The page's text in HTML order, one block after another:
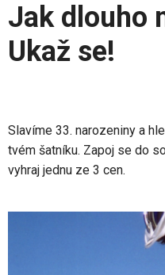
Jak dlouho nosíš ATEX?
Ukaž se!
Slavíme 33. narozeniny a
tvém šatníku. Zapoj se do
vyhraj jednu ze 3 cen.